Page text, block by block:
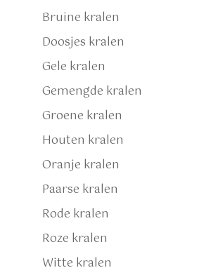
Bruine kralen
Doosjes kralen
Gele kralen
Gemengde kralen
Groene kralen
Houten kralen
Oranje kralen
Paarse kralen
Rode kralen
Roze kralen
Witte kralen